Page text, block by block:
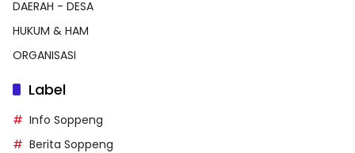
DAERAH - DESA
HUKUM & HAM
ORGANISASI
Label
Info Soppeng
Berita Soppeng